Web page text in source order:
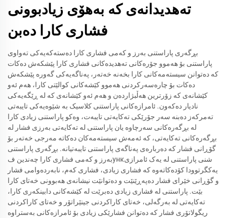
تەهدیدانەی کە بەهۆی زیادبوونی
فشاری کارا دەبن
بڕگەری پاراستنی بەرز و کەمی فشاری کارا دەستەکەیەکی تەواوی
پاراستنی بۆ هەموو جۆرەکانی تەهدیدەکانی فشاری کارا پێشکەش دەکات
کە دەتوانن سیستەمەکانی کارا بخەنە خەتەر، پەناگەیەکی گەورە پێشکەش
دەکات بۆ چارەسەرکردنی هەموو کێشەکانی کوالێتی کارا، هەم ئەو
کێشانەی کە زۆرترین ھەڵبژاردەن و هەم ئەو کێشانەی کە لە ڕێگەیەکی
نادیار دەکەون. ئامرازەکانی پاراستنی کلاسیک بە شێوەیەکی تایبەتی
تەمرکەز دەبنە سەر جۆرێکی تەکایەتی تایبەت، وەکو پاراستنی زیادی کارا
لە بڕگەرەکانی سەرچاوە یان پاراستنی لە تەکایەتی بەرزی فشار لە
بڕگەرەکانی تەکایەتی، کە ئەمەش سیستەمەکان دەکاتە مەرجی خەتەر بۆ
گۆڕانی فشار کە دەربارەی پەناگەی پاراستنی تایبەتیانە. بڕگەری پاراستنی
بەرز و کەمی فشاری کارا چەندین فункشنی پاراستنی لە یەک ئامرازی
یەکگرتوودا کۆدەکاتەوە کە فشاری زیادی، فشاری کەم، نابەردەوامی فشار
و گۆڕانی خێرای فشار دەپەڕێنێت و دەتوانێت نیشانەی ھەبوونی خەتای کارا
بێت. پاراستنی لە فشاری زیادی دەبرێت لە کێشەکانی دابینکەری کارا،
تەکایەتی لە بەرگەلی، خەتای کاراکردنی جینێراتۆر و خەتای کاراکردنی
ریگولاتۆری فشار کە دەتوانن فشارێکی زیادی بۆ ئامرازەکانی بەستراوە